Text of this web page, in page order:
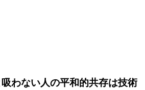
わない人の平和的共存は技術